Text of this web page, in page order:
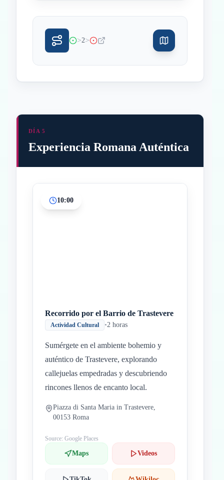
>2>
DÍA 5
Experiencia Romana Auténtica
10:00
Recorrido por el Barrio de Trastevere
Actividad Cultural •2 horas
Sumérgete en el ambiente bohemio y
auténtico de Trastevere, explorando
callejuelas empedradas y descubriendo
rincones llenos de encanto local.
Piazza di Santa Maria in Trastevere,
00153 Roma
Source: Google Places
Maps Videos